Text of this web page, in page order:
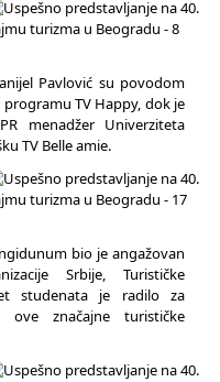
Pavlović su povodom
TV Happy, dok je
menadžer Univerziteta
TV Belle amie.
bio je angažovan
Srbije, Turističke
studenata je radilo za
ove značajne turističke